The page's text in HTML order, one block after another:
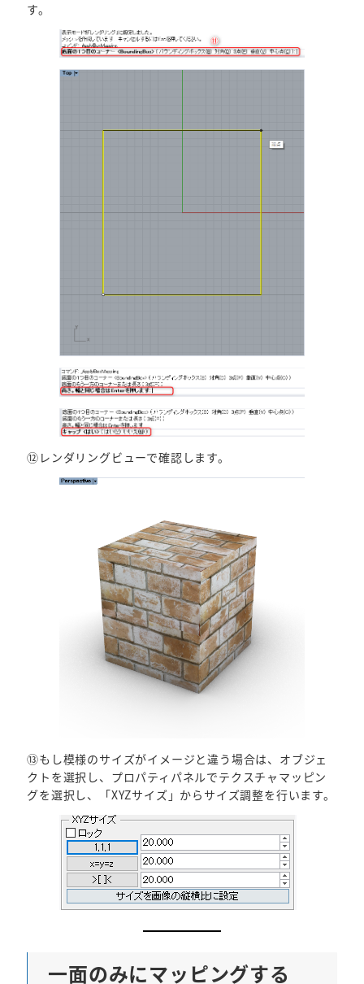
す。
⑫レンダリングビューで確認します。
⑬もし模様のサイズがイメージと違う場合は、オブジェ
クトを選択し、プロパティパネルでテクスチャマッピン
グを選択し、「XYZサイズ」からサイズ調整を行います。
一面のみにマッピングする